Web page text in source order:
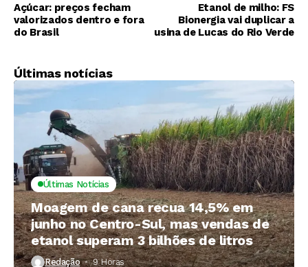
Açúcar: preços fecham
valorizados dentro e fora
do Brasil
Etanol de milho: FS
Bionergia vai duplicar a
usina de Lucas do Rio Verde
Últimas notícias
Últimas Notícias
Moagem de cana recua 14,5% em
junho no Centro-Sul, mas vendas de
etanol superam 3 bilhões de litros
Redação 9 Horas ⁮